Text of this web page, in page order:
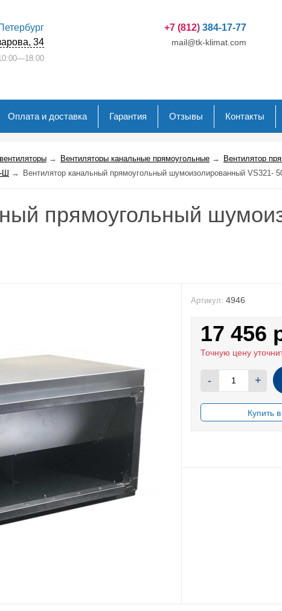
34
+7 (812) 384-17-77
mail@tk-klimat.com
Оплата и доставка Гарантия Отзывы Контакты
→ Вентиляторы канальные прямоугольные → Вентилятор
Ш → Вентилятор канальный прямоугольный шумоизолированный VS321-
прямоугольный
Артикул: 4946
17 456
Точную цену
- +